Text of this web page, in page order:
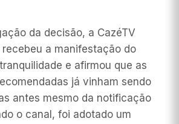
da decisão, a CazéTV
a manifestação do
e afirmou que as
já vinham sendo
antes mesmo da notificação
o canal, foi adotado um